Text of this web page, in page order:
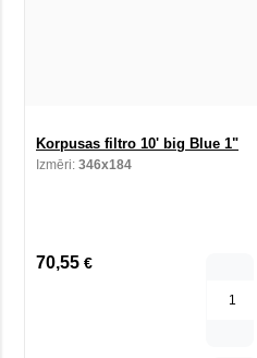
Korpusas filtro 10' big Blue 1"
Izmēri: 346x184
70,55 €